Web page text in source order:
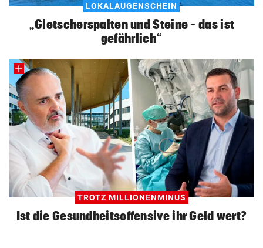
LOKALAUGENSCHEIN
„Gletscherspalten und Steine – das ist
gefährlich“
TROTZ MILLIONENMINUS
Ist die Gesundheitsoffensive ihr Geld wert?